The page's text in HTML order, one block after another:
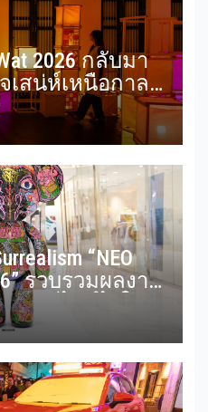
2026 กลับมา
เสน่ห์เหนือกาล
’ ผ่านศิลปะแสง
3-12
“NEO
รวบรวมผลงาน
ายสไตล์ไว้ใน